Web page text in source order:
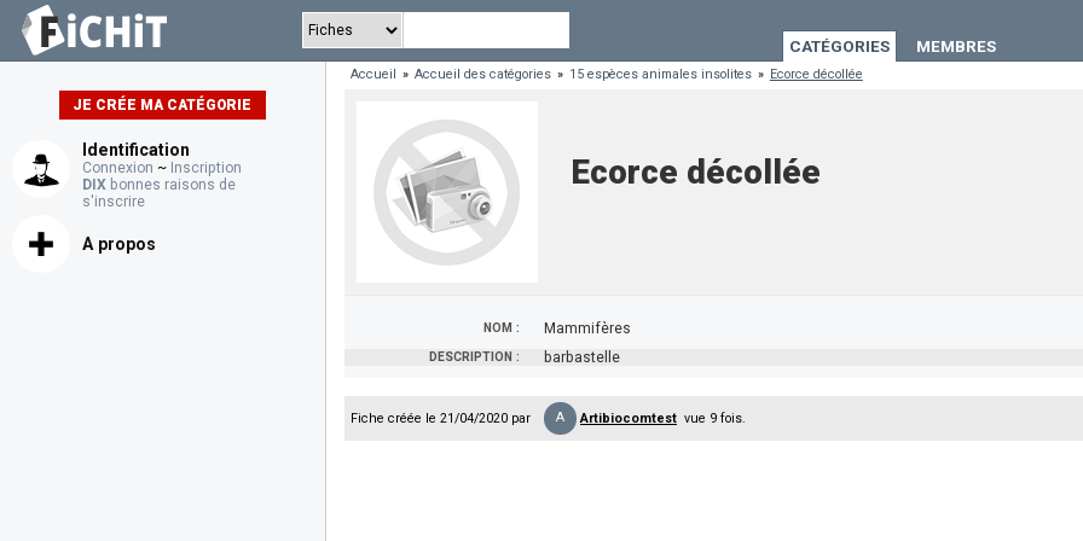
CATÉGORIES MEMBRES
JE CRÉE MA CATÉGORIE
Identification
Connexion ~ Inscription
DIX bonnes raisons de
s'inscrire
A propos
Accueil » Accueil des catégories » 15 espèces animales insolites » Ecorce décollée
Ecorce décollée
NOM : Mammifères
DESCRIPTION : barbastelle
Fiche créée le 21/04/2020 par A Artibiocomtest vue 9 fois.